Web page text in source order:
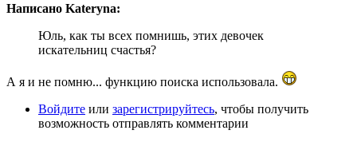
Написано Kateryna:
Юль, как ты всех помнишь, этих девочек
искательниц счастья?
А я и не помню... функцию поиска использовала.
Войдите или зарегистрируйтесь, чтобы получить
возможность отправлять комментарии